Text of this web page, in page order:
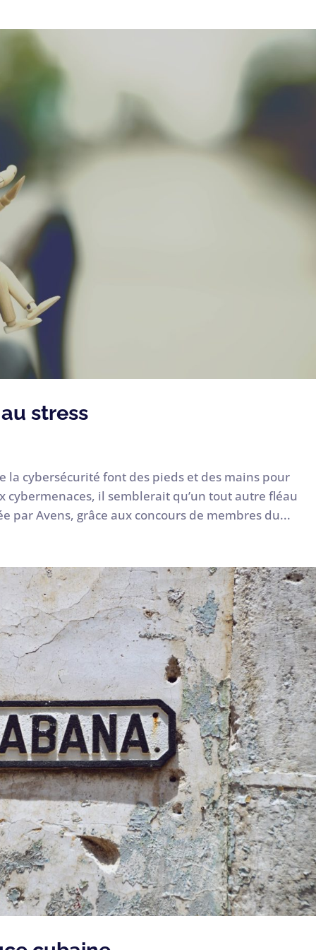
stress
la cybersécurité font des pieds et des mains pour
cybermenaces, il semblerait qu’un tout autre fléau
par Avens, grâce aux concours de membres du...